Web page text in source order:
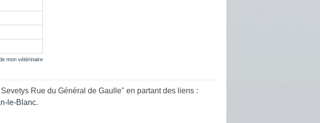
mon vétérinaire
Rue du Général de Gaulle" en partant des liens :
le-Blanc.